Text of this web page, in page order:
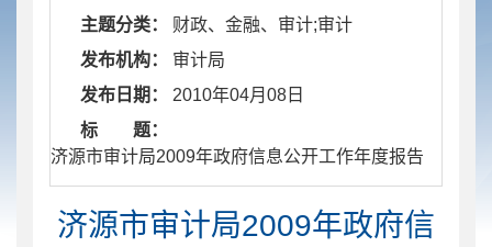
主题分类：
财政、金融、审计;审计
发布机构：
审计局
发布日期：
2010年04月08日
标 题：
​ 济源市审计局2009年政府信息公开工作年度报告
济源市审计局2009年政府信